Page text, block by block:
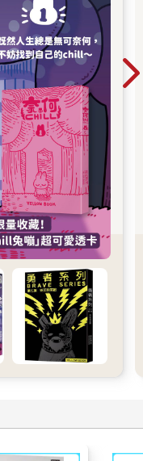
就是說現在他們一家
受傷後的半年，陳爸
個情況，你居然還想
位主管，這是很難得
手術醫生，他說可以
認為這安排還挺
，你們覺得換個國家
鈞浩語氣冷淡。
道：「嘗試西方的療
的把我腿治好了，那
是一樣踢不了球？」
發，「你的人生中除
這句話嚇了一跳，趕
激兒子。
他一把甩開陳媽媽的
有你，活得像個窩囊
進陳鈞浩的痛處。他握
入口。